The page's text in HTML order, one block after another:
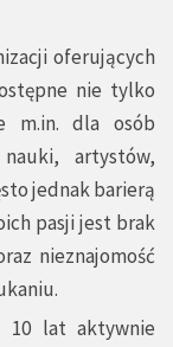
oferujących
nie tylko
m.in. dla osób
artystów,
jednak barierą
pasji jest brak
nieznajomość
10 lat aktywnie